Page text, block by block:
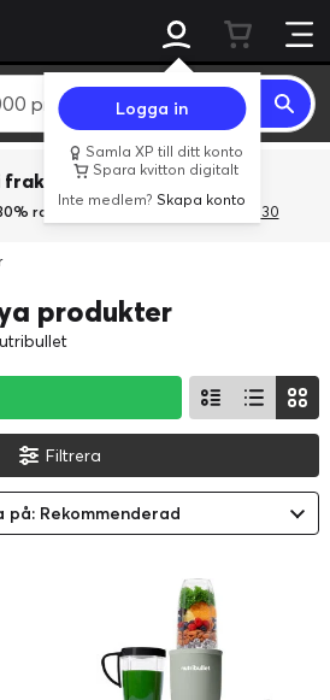
Logga in
Samla XP till ditt konto
Spara kvitton digitalt
Inte medlem?Skapa konto
frakt över 800 kr.
rabatt med rabattkoden 3Gives30
produkter
Filtrera
på: Rekommenderad